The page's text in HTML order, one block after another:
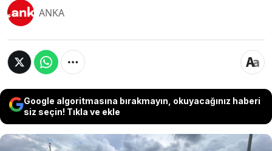
ANKA
Google algoritmasına bırakmayın, okuyacağınız haberi
siz seçin! Tıkla ve ekle